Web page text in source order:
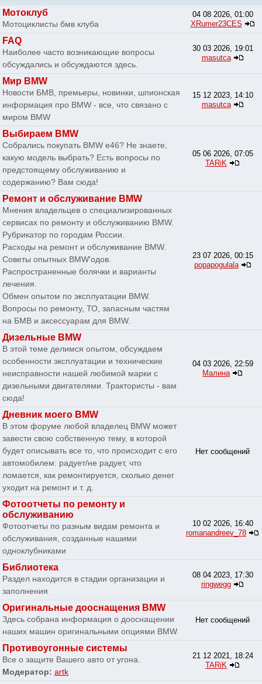
Мотоклуб
Мотоциклисты бмв клуба
04 08 2026, 01:00
XRumer23CES
FAQ
Наиболее часто возникающие вопросы
обсуждались и обсуждаются здесь.
30 03 2026, 19:01
masutca
Мир BMW
Новости БМВ, премьеры, новинки, шпионская
информация про BMW - все, что связано с
миром BMW
15 12 2023, 14:10
masutca
Выбираем BMW
Собрались покупать BMW e46? Не знаете,
какую модель выбрать? Есть вопросы по
предстоящему обслуживанию и
содержанию? Вам сюда!
05 06 2026, 07:05
TARiK
Ремонт и обслуживание BMW
Мнения владельцев о специализированных
сервисах по ремонту и обслуживанию BMW.
Рубрикатор по городам России.
Расходы на ремонт и обслуживание BMW.
Советы опытных BMW'одов.
Распространенные болячки и варианты
лечения.
Обмен опытом по эксплуатации BMW.
Вопросы по ремонту, ТО, запасным частям
на БМВ и аксессуарам для BMW.
23 07 2026, 00:15
popapogulala
Дизельные BMW
В этой теме делимся опытом, обсуждаем
особенности эксплуатации и технические
неисправности нашей любимой марки с
дизельными двигателями. Трактористы - вам
сюда!
04 03 2026, 22:59
Малина
Дневник моего BMW
В этом форуме любой владелец BMW может
завести свою собственную тему, в которой
будет описывать все то, что происходит с его
автомобилем: радует/не радует, что
ломается, как ремонтируется, сколько денег
уходит на ремонт и т. д.
Нет сообщений
Фотоотчеты по ремонту и
обслуживанию
Фотоотчеты по разным видам ремонта и
обслуживания, созданные нашими
одноклубниками
10 02 2026, 16:40
romanandreev_78
Библиотека
Раздел находится в стадии организации и
заполнения
08 04 2023, 17:30
ringwegg
Оригинальные дооснащения BMW
Здесь собрана информация о дооснащении
наших машин оригинальными опциями BMW
Нет сообщений
Противоугонные системы
Все о защите Вашего авто от угона.
Модератор: artk
21 12 2021, 18:24
TARiK